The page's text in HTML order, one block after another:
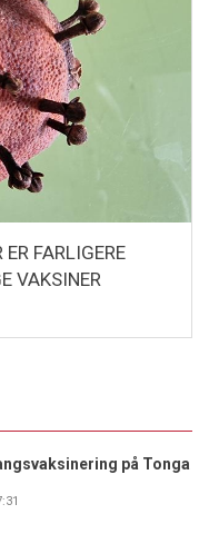
FARLIGERE
VAKSINER
på Tonga